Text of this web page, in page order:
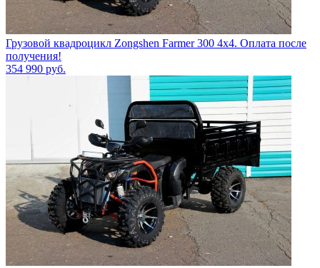
Грузовой квадроцикл Zongshen Farmer 300 4х4. Оплата после
получения!
354 990 руб.